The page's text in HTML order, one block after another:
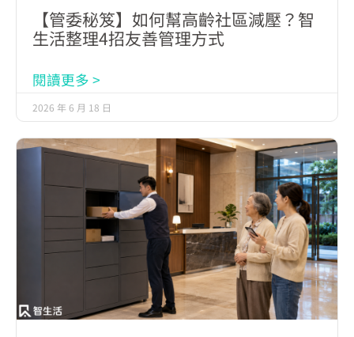
【管委秘笈】如何幫高齡社區減壓？智
生活整理4招友善管理方式
閱讀更多 >
2026 年 6 月 18 日